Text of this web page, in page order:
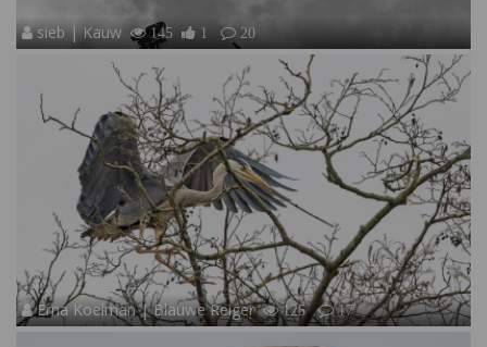
sieb | Kauw 145 1 20
Erna Koelman | Blauwe Reiger 125 17